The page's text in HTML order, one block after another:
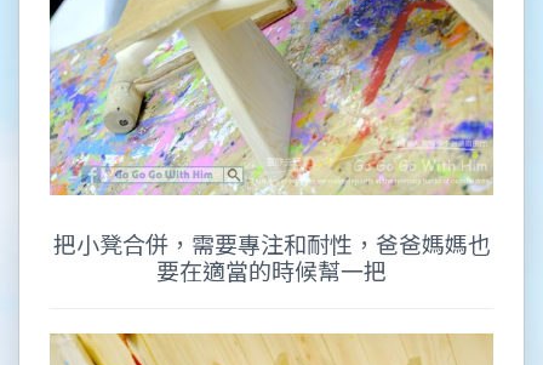
把小凳合併，需要專注和耐性，爸爸媽媽也
要在適當的時候幫一把